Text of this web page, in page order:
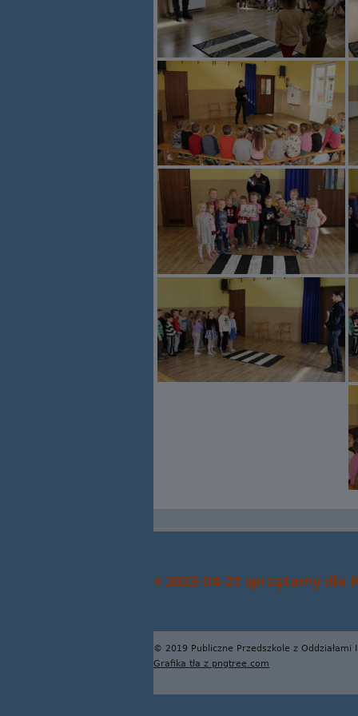
Nawigacja
Poprzedni
2023-04-21 sprzątamy dla
Zawartość
stopki
© 2019 Publiczne Przedszkole z
Grafika tła z pngtree.com